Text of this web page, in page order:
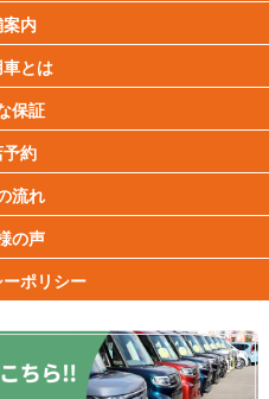
案内
とは
保証
予約
流れ
の声
ポリシー